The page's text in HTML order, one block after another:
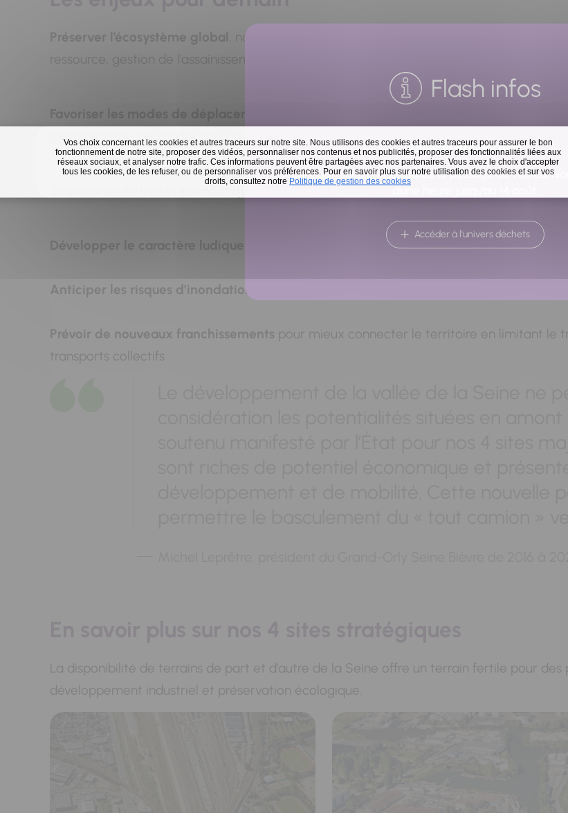
Vos choix concernant les cookies et autres traceurs sur notre site. Nous utilisons des cookies et autres traceurs pour assurer le bon
fonctionnement de notre site, proposer des vidéos, personnaliser nos contenus et nos publicités, proposer des fonctionnalités liées aux
réseaux sociaux, et analyser notre trafic. Ces informations peuvent être partagées avec nos partenaires. Vous avez le choix d'accepter
tous les cookies, de les refuser, ou de personnaliser vos préférences. Pour en savoir plus sur notre utilisation des cookies et sur vos
droits, consultez notre Politique de gestion des cookies
Flash infos
Collecte des déchets
En raison des températures, le passage de nos
Accéder à l'univers déchets
Préserver l’écosystème global
, notamment la biodiversité, les espaces non
ressource, gestion de l’assainissement et des rejets) au bénéfice de la fraîcheur en ville
renforcement des modes doux de déplacements notamment avec le projet Réseau
Soutenir les activités économiques sur le fleuve tout en assurant un accès égal à
Développer le caractère ludique, culturel et sportif des bords de Seine
Anticiper les risques d’inondations
Prévoir de nouveaux franchissements pour mieux connecter le territoire en limitant le
transports collectifs
La disponibilité de terrains de part et d'autre de la Seine offre un terrain fertile pour
développement industriel et préservation écologique.